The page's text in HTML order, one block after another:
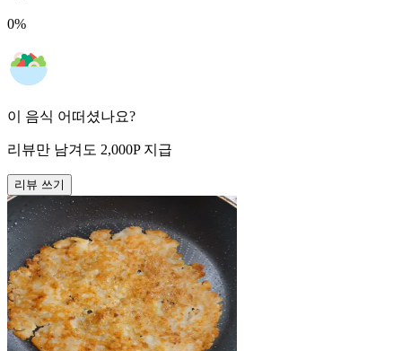
0%
이 음식 어떠셨나요?
리뷰만 남겨도 2,000P 지급
리뷰 쓰기